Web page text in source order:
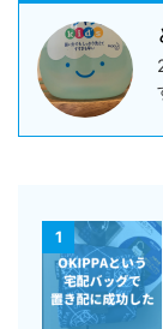
1